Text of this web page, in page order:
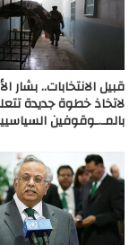
قبيل الانتخابات.. بشار
لاتخاذ خطوة جديدة
بالمـ.ـوقوفين